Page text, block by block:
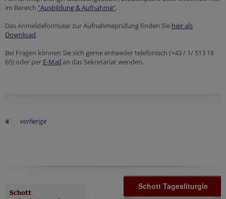
im Bereich "Ausbildung & Aufnahme".
Das Anmeldeformular zur Aufnahmeprüfung finden Sie hier als
Download.
Bei Fragen können Sie sich gerne entweder telefonisch (+43 / 1/ 513 18
65) oder per E-Mail an das Sekretariat wenden.
vorherige
Schott Tagesliturgie